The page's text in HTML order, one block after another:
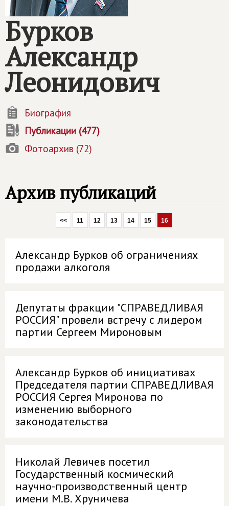
Бурков
Александр
Леонидович
Биография
Публикации (477)
Фотоархив (72)
Архив публикаций
<< 11 12 13 14 15 16
Александр Бурков об ограничениях
продажи алкоголя
Депутаты фракции "СПРАВЕДЛИВАЯ
РОССИЯ" провели встречу с лидером
партии Сергеем Мироновым
Александр Бурков об инициативах
Председателя партии СПРАВЕДЛИВАЯ
РОССИЯ Сергея Миронова по
изменению выборного
законодательства
Николай Левичев посетил
Государственный космический
научно-производственный центр
имени М.В. Хруничева